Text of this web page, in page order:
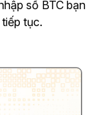
số BTC bạn
tục.